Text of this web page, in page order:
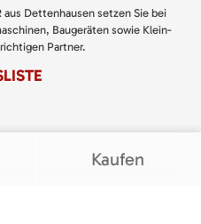
Dettenhausen setzen Sie bei
Baugeräten sowie Klein-
Partner.
Kaufen